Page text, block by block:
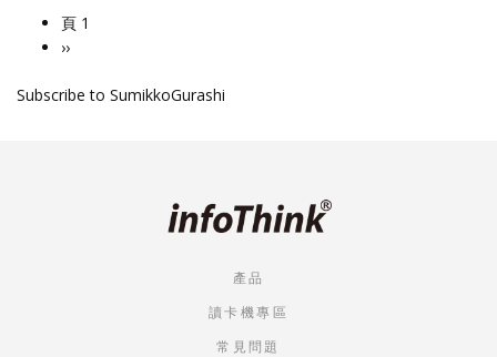
Pagination
頁 1
下
頁
››
Subscribe to SumikkoGurashi
產品
讀卡機專區
常見問題